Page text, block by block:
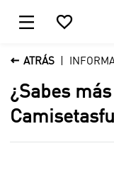
 
 ATRÁS
¿Sabes